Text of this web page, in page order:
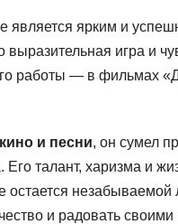
является ярким и
игра и
работы — в фильмах
и песни, он сумел
Его талант, харизма и
остается
и радовать